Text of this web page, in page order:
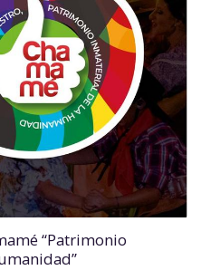
“Patrimonio